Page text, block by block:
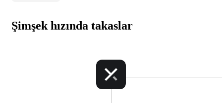
Şimşek hızında takaslar